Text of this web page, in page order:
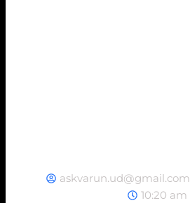
askvarun.ud@gmail.com
10:20 am